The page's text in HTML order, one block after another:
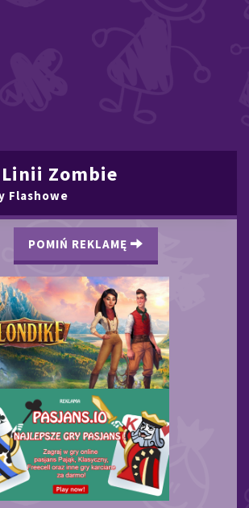
Zombie
Flashowe
POMIŃ REKLAMĘ